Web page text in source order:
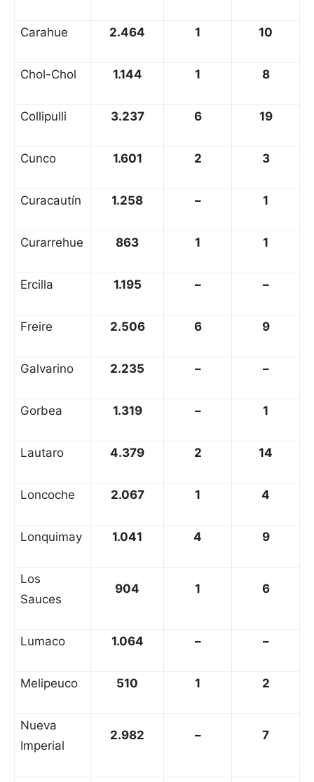
Carahue 2.464 1 10
Chol-Chol 1.144 1 8
Collipulli 3.237 6 19
Cunco 1.601 2 3
Curacautín 1.258 – 1
Curarrehue 863 1 1
Ercilla 1.195 – –
Freire 2.506 6 9
Galvarino 2.235 – –
Gorbea 1.319 – 1
Lautaro 4.379 2 14
Loncoche 2.067 1 4
Lonquimay 1.041 4 9
Los
Sauces
904 1 6
Lumaco 1.064 – –
Melipeuco 510 1 2
Nueva
Imperial
2.982 – 7